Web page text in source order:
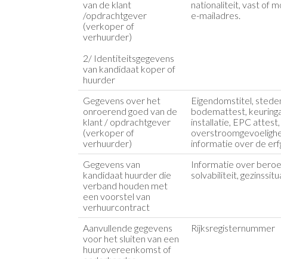
van de klant
/opdrachtgever
(verkoper of
verhuurder)
2/ Identiteitsgegevens
van kandidaat koper of
huurder
nationaliteit, vast of
e-mailadres.
Gegevens over het
onroerend goed van de
klant / opdrachtgever
(verkoper of
verhuurder)
Eigendomstitel,
bodemattest,
installatie, EPC
informatie over de
Gegevens van
kandidaat huurder die
verband houden met
een voorstel van
verhuurcontract
Informatie over
solvabiliteit,
Aanvullende gegevens
voor het sluiten van een
huurovereenkomst of
Rijksregisternummer